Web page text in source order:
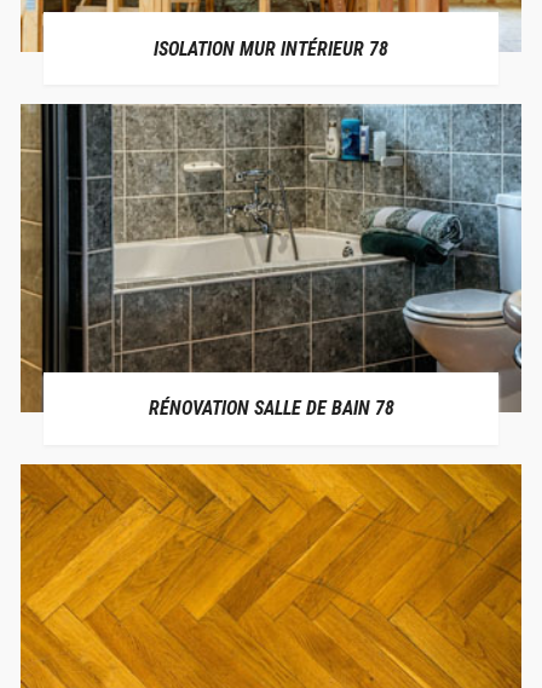
ISOLATION MUR INTÉRIEUR 78
RÉNOVATION SALLE DE BAIN 78